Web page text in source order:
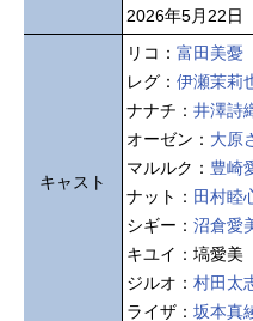
2026年5月22日
キャスト
リコ： 富田美憂
レグ： 伊瀬茉莉
ナナチ： 井澤詩
オーゼン： 大原
マルルク： 豊崎
ナット： 田村睦
シギー： 沼倉愛
キユイ：塙愛美
ジルオ： 村田太
ライザ： 坂本真